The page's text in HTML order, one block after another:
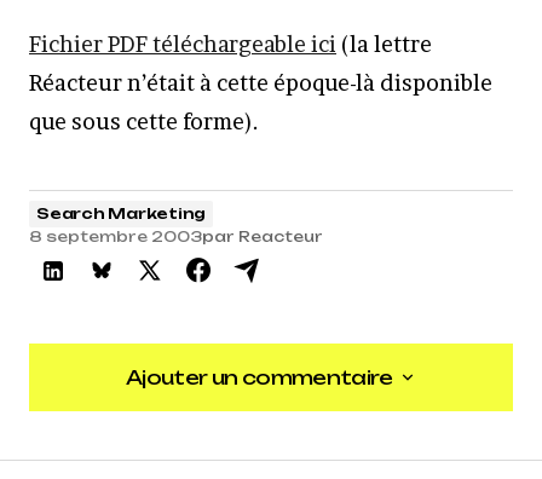
Fichier PDF téléchargeable ici (la lettre
Réacteur n’était à cette époque-là disponible
que sous cette forme).
Search Marketing
8 septembre 2003par Reacteur
Ajouter un commentaire
Ajouter un commentaire